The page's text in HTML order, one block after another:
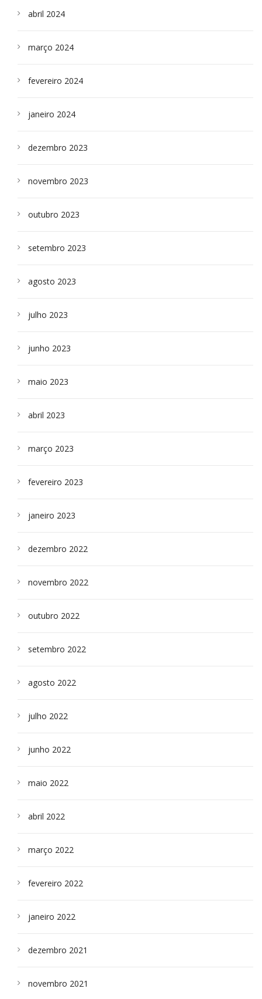
abril 2024
março 2024
fevereiro 2024
janeiro 2024
dezembro 2023
novembro 2023
outubro 2023
setembro 2023
agosto 2023
julho 2023
junho 2023
maio 2023
abril 2023
março 2023
fevereiro 2023
janeiro 2023
dezembro 2022
novembro 2022
outubro 2022
setembro 2022
agosto 2022
julho 2022
junho 2022
maio 2022
abril 2022
março 2022
fevereiro 2022
janeiro 2022
dezembro 2021
novembro 2021